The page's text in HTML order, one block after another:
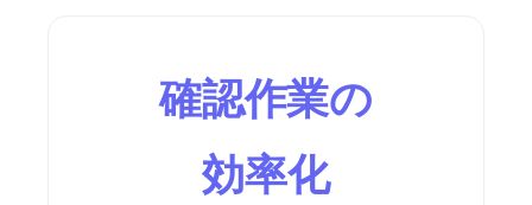
確認作業の
効率化